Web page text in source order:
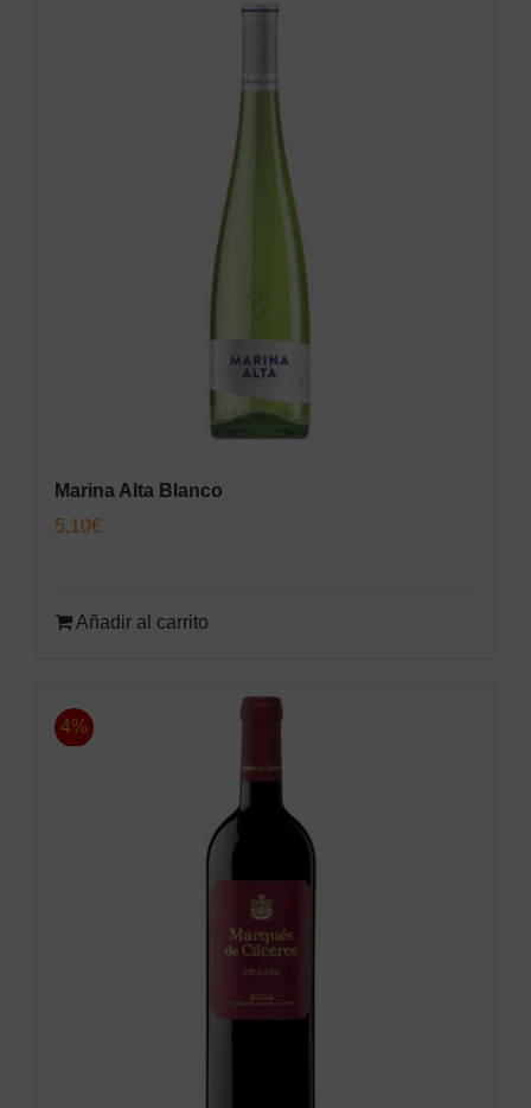
Marina Alta Blanco
5,10€
Añadir al carrito
4%